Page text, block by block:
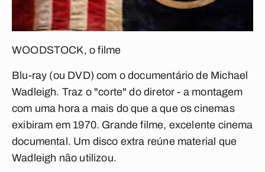
WOODSTOCK, o filme
Blu-ray (ou DVD) com o documentário de Michael
Wadleigh. Traz o "corte" do diretor - a montagem
com uma hora a mais do que a que os cinemas
exibiram em 1970. Grande filme, excelente cinema
documental. Um disco extra reúne material que
Wadleigh não utilizou.